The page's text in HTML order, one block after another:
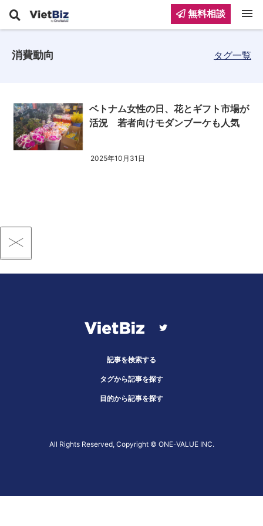
消費動向 タグ一覧
ベトナム女性の日、花とギフト市場が
活況 若者向けモダンブーケも人気
2025年10月31日
記事を検索する
タグから記事を探す
目的から記事を探す
All Rights Reserved, Copyright ©︎ ONE-VALUE INC.
無料相談 menu